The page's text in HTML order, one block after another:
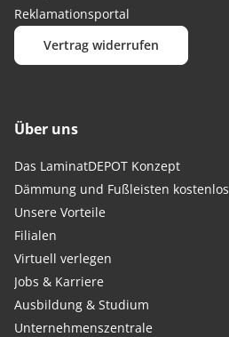
Reklamationsportal
Vertrag widerrufen
Über uns
Das LaminatDEPOT Konzept
Dämmung und Fußleisten kostenlos
Unsere Vorteile
Filialen
Virtuell verlegen
Jobs & Karriere
Ausbildung & Studium
Unternehmenszentrale